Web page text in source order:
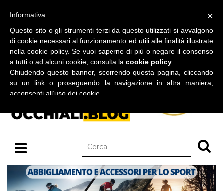
BLOG SU OCCHIALI DA SOLE E OCCHIALI DA VISTA
×
Informativa
Questo sito o gli strumenti terzi da questo utilizzati si avvalgono
di cookie necessari al funzionamento ed utili alle finalità illustrate
nella cookie policy. Se vuoi saperne di più o negare il consenso
a tutti o ad alcuni cookie, consulta la cookie policy
Chiudendo questo banner, scorrendo questa pagina, cliccando
su un link o proseguendo la navigazione in altra maniera,
acconsenti all’uso dei cookie.